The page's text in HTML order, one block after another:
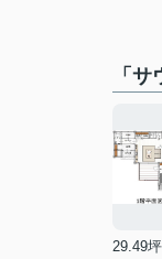
「
29.49